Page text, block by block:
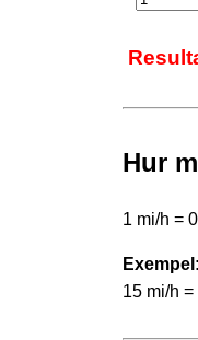
Hur
1 mi/h =
Exempel:
15 mi/h